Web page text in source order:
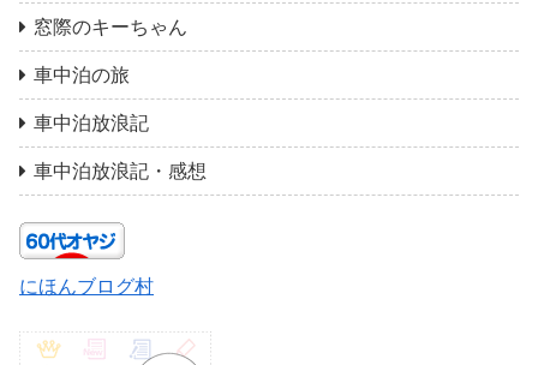
窓際のキーちゃん
車中泊の旅
車中泊放浪記
車中泊放浪記・感想
にほんブログ村